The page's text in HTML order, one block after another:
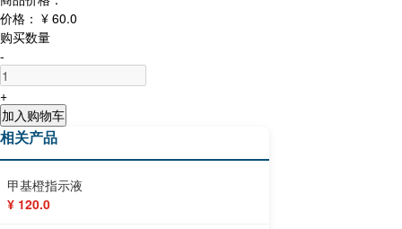
价格： ¥ 60.0
购买数量
-
+
加入购物车
相关产品
甲基橙指示液
¥ 120.0